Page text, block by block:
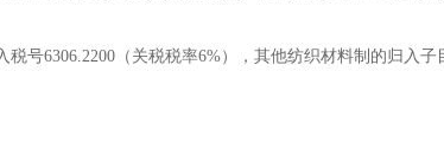
号6306.2200（关税税率6%），其他纺织材料制的归入子